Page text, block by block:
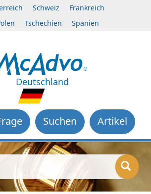
Schweiz
Frankreich
Tschechien Spanien
Deutschland
Artikel
Suchen